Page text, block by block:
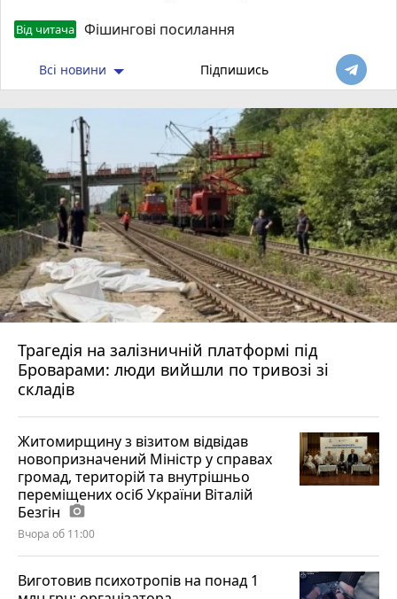
Від читача Фішингові посилання
Всі новини Підпишись
Трагедія на залізничній платформі під
Броварами: люди вийшли по тривозі зі
складів
Житомирщину з візитом відвідав
новопризначений Міністр у справах
громад, територій та внутрішньо
переміщених осіб України Віталій
Безгін photo_camera
Вчора об 11:00
Виготовив психотропів на понад 1